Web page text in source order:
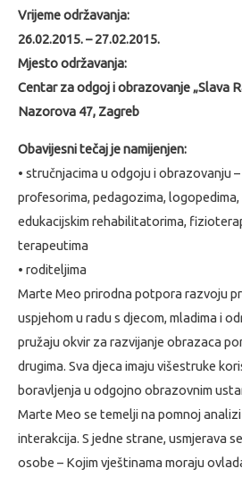
Vrijeme održavanja:
26.02.2015. – 27.02.2015.
Mjesto održavanja:
Centar za odgoj i obrazovanje „Slava
Nazorova 47, Zagreb
Obavijesni tečaj je namijenjen:
• stručnjacima u odgoju i obrazovanju
profesorima, pedagozima,
edukacijskim rehabilitatorima,
terapeutima
• roditeljima
Marte Meo prirodna potpora razvoju
uspjehom u radu s djecom, mladima i
pružaju okvir za razvijanje obrazaca
drugima. Sva djeca imaju višestruke
boravljenja u odgojno obrazovnim
Marte Meo se temelji na pomnoj
interakcija. S jedne strane, usmjerava
osobe – Kojim vještinama moraju